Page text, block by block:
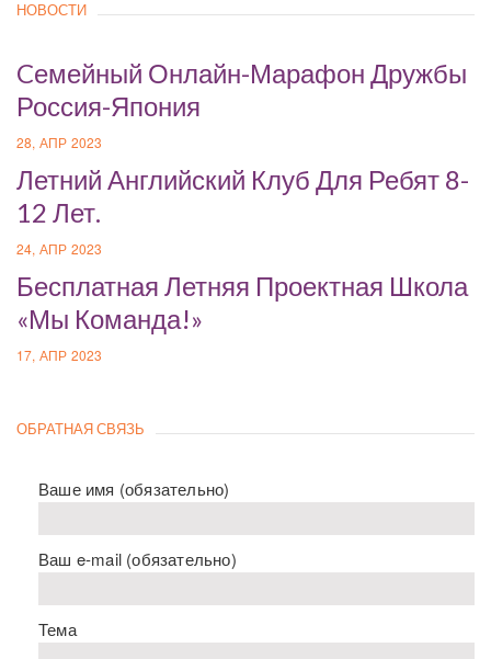
НОВОСТИ
Cемейный Онлайн-Марафон Дружбы
Россия-Япония
28, АПР 2023
Летний Английский Клуб Для Ребят 8-
12 Лет.
24, АПР 2023
Бесплатная Летняя Проектная Школа
«Мы Команда!»
17, АПР 2023
ОБРАТНАЯ СВЯЗЬ
Ваше имя (обязательно)
Ваш e-mail (обязательно)
Тема